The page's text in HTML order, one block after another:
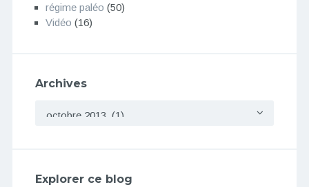
régime paléo (50)
Vidéo (16)
Archives
Explorer ce blog